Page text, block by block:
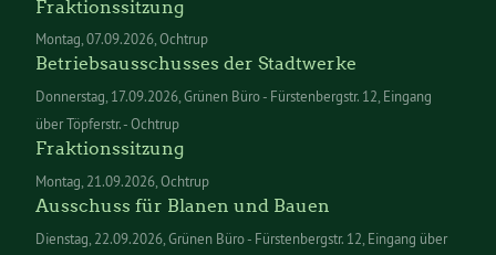
Fraktionssitzung
Montag 07.09.2026 Ochtrup
Betriebsausschusses der Stadtwerke
Donnerstag 17.09.2026 Grünen Büro - Fürstenbergstr. 12, Eingang
über Töpferstr. - Ochtrup
Fraktionssitzung
Montag 21.09.2026 Ochtrup
Ausschuss für Blanen und Bauen
Dienstag 22.09.2026 Grünen Büro - Fürstenbergstr. 12, Eingang über